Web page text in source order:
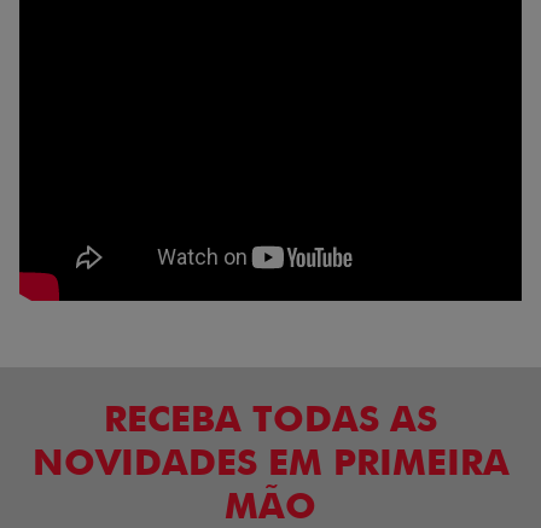
RECEBA TODAS AS
NOVIDADES EM PRIMEIRA
MÃO